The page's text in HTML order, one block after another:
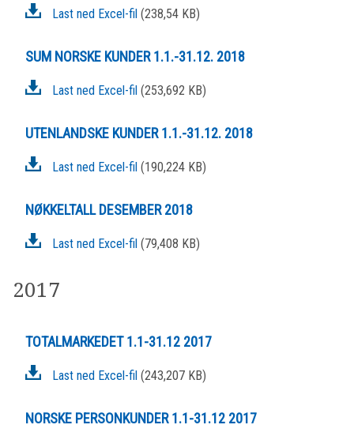
Last ned Excel-fil (238,54 KB)
SUM NORSKE KUNDER 1.1.-31.12. 2018
Last ned Excel-fil (253,692 KB)
UTENLANDSKE KUNDER 1.1.-31.12. 2018
Last ned Excel-fil (190,224 KB)
NØKKELTALL DESEMBER 2018
Last ned Excel-fil (79,408 KB)
2017
TOTALMARKEDET 1.1-31.12 2017
Last ned Excel-fil (243,207 KB)
NORSKE PERSONKUNDER 1.1-31.12 2017